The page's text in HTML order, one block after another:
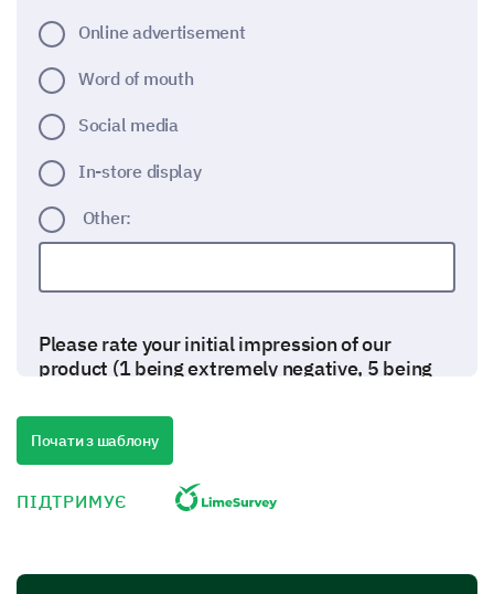
Online advertisement
Word of mouth
Social media
In-store display
Other:
Please rate your initial impression of our
product (1 being extremely negative, 5 being
1 2 3
Product Usage and Satisfaction
How often do you use our product?
Почати з шаблону
ПІДТРИМУЄ